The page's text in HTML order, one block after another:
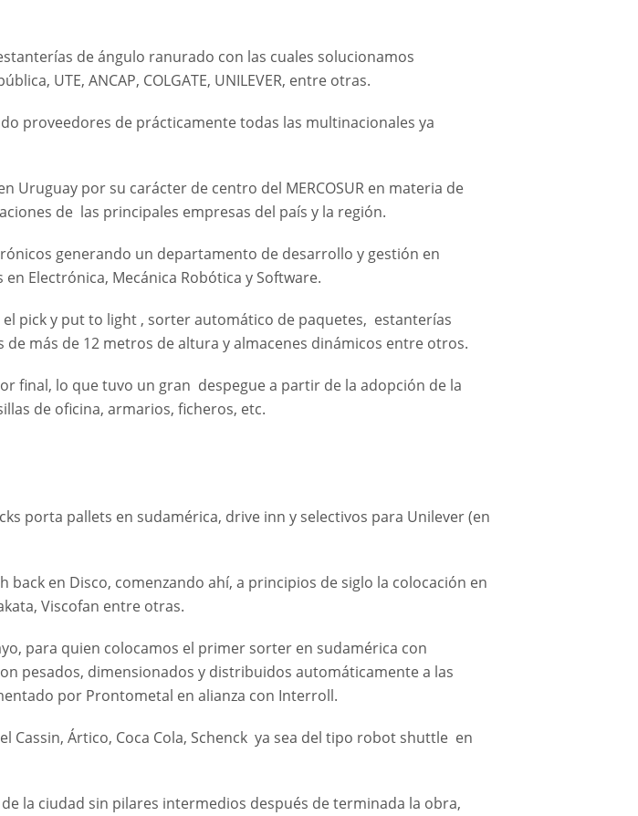
de ángulo ranurado con las cuales solucionamos
UTE, ANCAP, COLGATE, UNILEVER, entre otras.
proveedores de prácticamente todas las multinacionales ya
Uruguay por su carácter de centro del MERCOSUR en materia de
de las principales empresas del país y la región.
generando un departamento de desarrollo y gestión en
Electrónica, Mecánica Robótica y Software.
pick y put to light , sorter automático de paquetes, estanterías
más de 12 metros de altura y almacenes dinámicos entre otros.
final, lo que tuvo un gran despegue a partir de la adopción de la
de oficina, armarios, ficheros, etc.
porta pallets en sudamérica, drive inn y selectivos para Unilever (en
en Disco, comenzando ahí, a principios de siglo la colocación en
Viscofan entre otras.
para quien colocamos el primer sorter en sudamérica con
pesados, dimensionados y distribuidos automáticamente a las
por Prontometal en alianza con Interroll.
Ártico, Coca Cola, Schenck ya sea del tipo robot shuttle en
la ciudad sin pilares intermedios después de terminada la obra,